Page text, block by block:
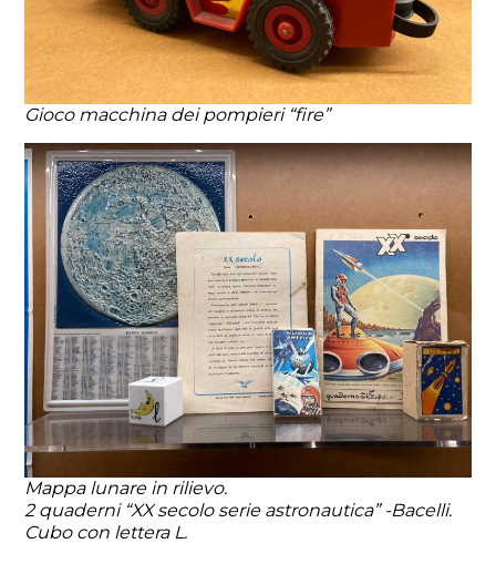
Gioco macchina dei pompieri “fire”
Mappa lunare in rilievo.
2 quaderni “XX secolo serie astronautica” -Bacelli.
Cubo con lettera L.